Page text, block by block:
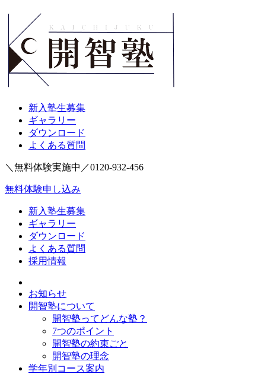
新入塾生募集
ギャラリー
ダウンロード
よくある質問
＼無料体験実施中／0120-932-456
無料体験申し込み
新入塾生募集
ギャラリー
ダウンロード
よくある質問
採用情報
お知らせ
開智塾について
開智塾ってどんな塾？
7つのポイント
開智塾の約束ごと
開智塾の理念
学年別コース案内